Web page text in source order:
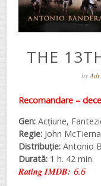
THE
by
Recomandare –
Gen: Acțiune,
Regie: John
Distribuție: Antonio
Durată: 1 h. 42 min.
Rating IMDB: 6.6